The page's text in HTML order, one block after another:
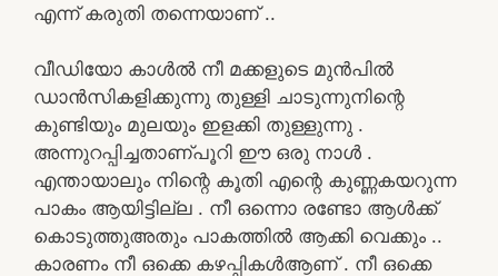
എന്ന് കരുതി തന്നെയാണ് ..
വീഡിയോ കാൾൽ നീ മക്കളുടെ മുൻപിൽ
ഡാൻസികളിക്കുന്നു തുള്ളി ചാടുന്നുനിന്റെ
കുണ്ടിയും മുലയും ഇളക്കി തുള്ളുന്നു .
അന്നുറപ്പിച്ചതാണ്പൂറി ഈ ഒരു നാൾ .
എന്തായാലും നിന്റെ കൂതി എന്റെ കുണ്ണകയറുന്ന
പാകം ആയിട്ടില്ല . നീ ഒന്നൊ രണ്ടോ ആൾക്ക്
കൊടുത്തുഅതും പാകത്തിൽ ആക്കി വെക്കും ..
കാരണം നീ ഒക്കെ കഴപ്പികൾആണ് . നീ ഒക്കെ